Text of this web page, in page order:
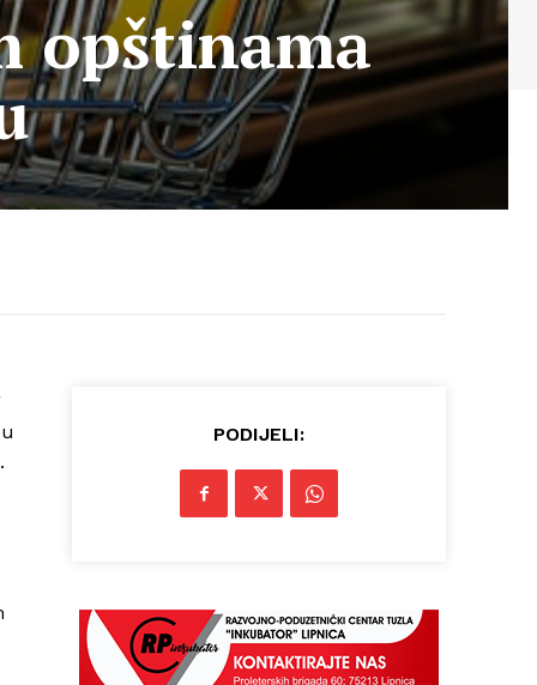
opštinama
PODIJELI: